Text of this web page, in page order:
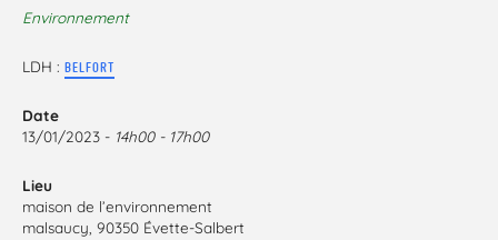
Environnement
LDH : BELFORT
Date
13/01/2023 - 14h00 - 17h00
Lieu
maison de l’environnement
malsaucy, 90350 Évette-Salbert